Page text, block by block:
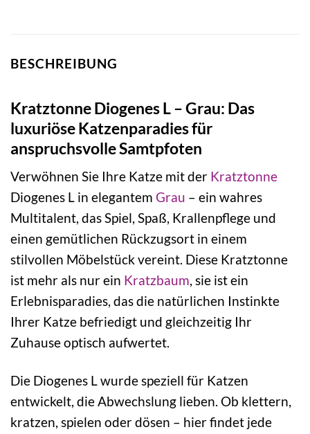
BESCHREIBUNG
Kratztonne Diogenes L – Grau: Das
luxuriöse Katzenparadies für
anspruchsvolle Samtpfoten
Verwöhnen Sie Ihre Katze mit der Kratztonne
Diogenes L in elegantem Grau – ein wahres
Multitalent, das Spiel, Spaß, Krallenpflege und
einen gemütlichen Rückzugsort in einem
stilvollen Möbelstück vereint. Diese Kratztonne
ist mehr als nur ein Kratzbaum, sie ist ein
Erlebnisparadies, das die natürlichen Instinkte
Ihrer Katze befriedigt und gleichzeitig Ihr
Zuhause optisch aufwertet.
Die Diogenes L wurde speziell für Katzen
entwickelt, die Abwechslung lieben. Ob klettern,
kratzen, spielen oder dösen – hier findet jede